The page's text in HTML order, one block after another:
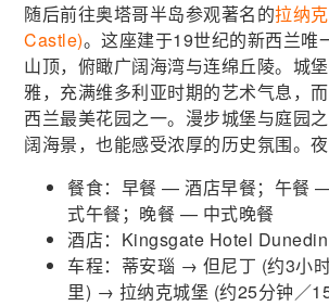
随后前往奥塔哥半岛参观著名的拉纳
Castle)。这座建于19世纪的新西兰唯
山顶，俯瞰广阔海湾与连绵丘陵。城
雅，充满维多利亚时期的艺术气息，
西兰最美花园之一。漫步城堡与庭园
阔海景，也能感受浓厚的历史氛围。夜
餐食：早餐 — 酒店早餐；午餐
式午餐；晚餐 — 中式晚餐
酒店：Kingsgate Hotel
车程：蒂安瑙 → 但尼丁 (约3小
里) → 拉纳克城堡 (约25分钟／